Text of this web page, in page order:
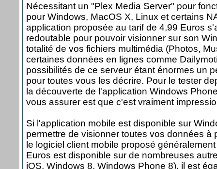
Nécessitant un "Plex Media Server" pour
pour Windows, MacOS X, Linux et certains
application proposée au tarif de 4,99 Euros
redoutable pour pouvoir visionner sur son
totalité de vos fichiers multimédia (Photos,
certaines données en lignes comme
possibilités de ce serveur étant énormes un
pour toutes vous les décrire. Pour le tester
la découverte de l'application Windows
vous assurer est que c'est vraiment
Si l'application mobile est disponible sur
permettre de visionner toutes vos données à
le logiciel client mobile proposé
Euros est disponible sur de nombreuses
iOS, Windows 8, Windows Phone 8), il est